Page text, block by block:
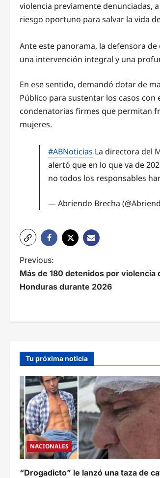
violencia previamente denunciadas,
riesgo oportuno para salvar la vida
Ante este panorama, la defensora
una intervención integral y una
En ese sentido, demandó dotar de
Público para sustentar los casos
condenatorias firmes que permitan
mujeres.
#ABNoticias La directora del
alertó que en lo que va de
no todos los responsables
— Abriendo Brecha
N
a
a
c
i
ó
n
d
e
e
Previous:
Más de 180 detenidos por violencia
Honduras durante 2026
Tu próxima noticia
NACIONALES
“Drogadicto” le lanzó una taza de